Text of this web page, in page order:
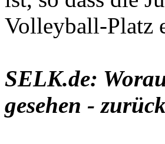
Volleyball-Platz
SELK.de:
gesehen -